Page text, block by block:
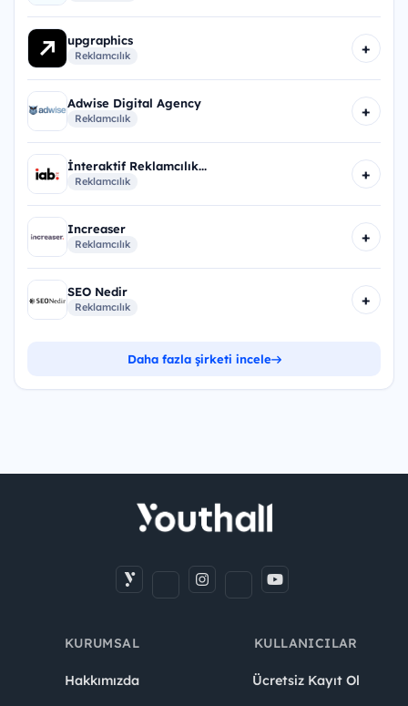
upgraphics
Reklamcılık +
Adwise Digital Agency
Reklamcılık +
İnteraktif Reklamcılık...
Reklamcılık +
Increaser
Reklamcılık +
SEO Nedir
Reklamcılık +
Daha fazla şirketi incele
KURUMSAL
Hakkımızda
KULLANICILAR
Ücretsiz Kayıt Ol